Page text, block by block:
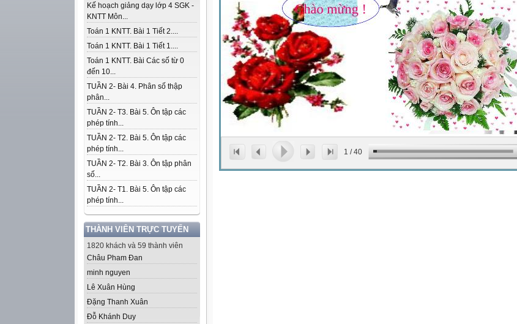
Kế hoạch giảng dạy lớp 4 SGK -
KNTT Môn...
Toán 1 KNTT. Bài 1 Tiết 2....
Toán 1 KNTT. Bài 1 Tiết 1....
Toán 1 KNTT. Bài Các số từ 0
đến 10...
TUẦN 2- Bài 4. Phân số thập
phân...
TUẦN 2- T3. Bài 5. Ôn tập các
phép tính...
TUẦN 2- T2. Bài 5. Ôn tập các
phép tính...
TUẦN 2- T2. Bài 3. Ôn tập phân
số...
TUẦN 2- T1. Bài 5. Ôn tập các
phép tính...
THÀNH VIÊN TRỰC TUYẾN
1820 khách và 59 thành viên
Châu Pham Đan
minh nguyen
Lê Xuân Hùng
Đặng Thanh Xuân
Đỗ Khánh Duy
1 /40